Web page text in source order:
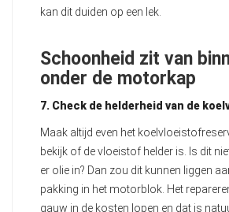
kan dit duiden op een lek.
Schoonheid zit van
onder de motorkap
7. Check de helderheid van de
Maak altijd even het
bekijk of de vloeistof helder is. Is dit
er olie in? Dan zou dit kunnen liggen
pakking in het motorblok. Het
gauw in de kosten lopen en dat is